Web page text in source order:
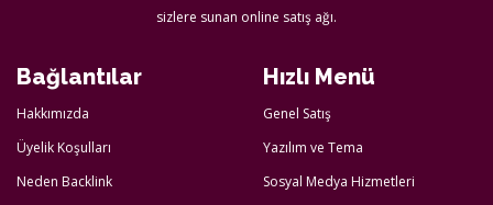
sizlere sunan online satış ağı.
Bağlantılar
Hakkımızda
Üyelik Koşulları
Neden Backlink
Hızlı Menü
Genel Satış
Yazılım ve Tema
Sosyal Medya Hizmetleri